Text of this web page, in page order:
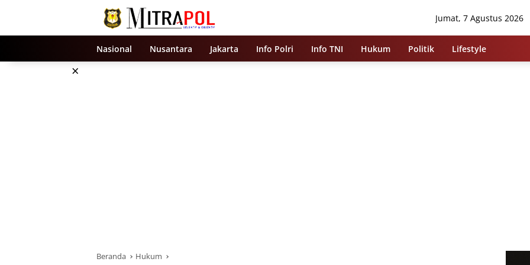
Jumat, 7 Agustus 2026
Nasional Nusantara Jakarta Info Polri Info TNI Hukum Politik Lifestyle
×
Beranda Hukum